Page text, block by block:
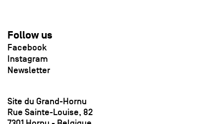
Follow us
Facebook
Instagram
Newsletter
Site du Grand-Hornu
Rue Sainte-Louise, 82